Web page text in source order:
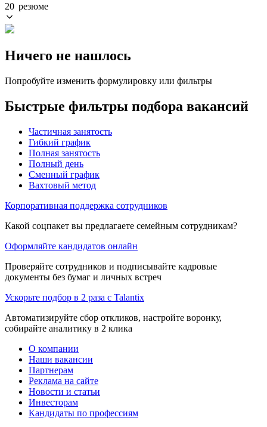
20 резюме
Ничего не нашлось
Попробуйте изменить формулировку или фильтры
Быстрые фильтры подбора вакансий
Частичная занятость
Гибкий график
Полная занятость
Полный день
Сменный график
Вахтовый метод
Корпоративная поддержка сотрудников
Какой соцпакет вы предлагаете семейным сотрудникам?
Оформляйте кандидатов онлайн
Проверяйте сотрудников и подписывайте кадровые
документы без бумаг и личных встреч
Ускорьте подбор в 2 раза с Talantix
Автоматизируйте сбор откликов, настройте воронку,
собирайте аналитику в 2 клика
О компании
Наши вакансии
Партнерам
Реклама на сайте
Новости и статьи
Инвесторам
Кандидаты по профессиям